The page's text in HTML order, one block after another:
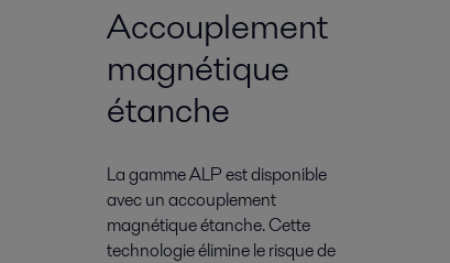
Accouplement
magnétique
étanche
La gamme ALP est disponible
avec un accouplement
magnétique étanche. Cette
technologie élimine le risque de